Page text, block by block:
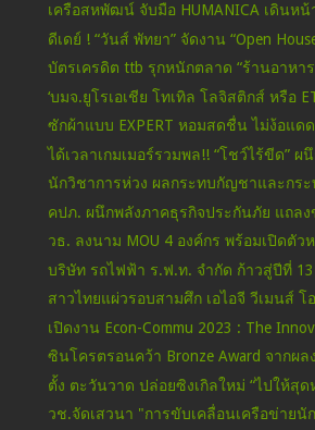
เครือสหพัฒน์ จับมือ HUMANICA เดินหน้
ดีเดย์ ! “วันส์ พัทยา” จัดงาน “Open
บัตรเครดิต ttb รุกหนักตลาด “ร้านอาหา
‘บมจ.ยูโรเอเชีย โทเทิล โลจิสติกส์ หรือ
ซักผ้าแบบ EXPERT หอมสดชื่น ไม่ง้อแด
ได้เวลาเกมเมอร์รวมพล!! “โชว์ไร้ขีด” ผ
นักวิชาการห่วง ผลกระทบกัญชาและกร
คปภ. ผนึกพลังภาคธุรกิจประกันภัย แถลง
วธ. ลงนาม MOU 4 องค์กร พร้อมเปิดตัว
บริษัท รถไฟฟ้า ร.ฟ.ท. จำกัด ก้าวสู่ปีที่
สาวไทยแผ่วรอบสามศึก เอไอจี วีเมนส์ โ
เปิดงาน Econ-Commu 2023 : The
ซินโครตรอนคว้า Bronze Award จากผ
ตั้ง ตะวันวาด ปล่อยซิงเกิลใหม่ “ไปให้สุ
วช.จัดเสวนา "การขับเคลื่อนเครือข่ายนั